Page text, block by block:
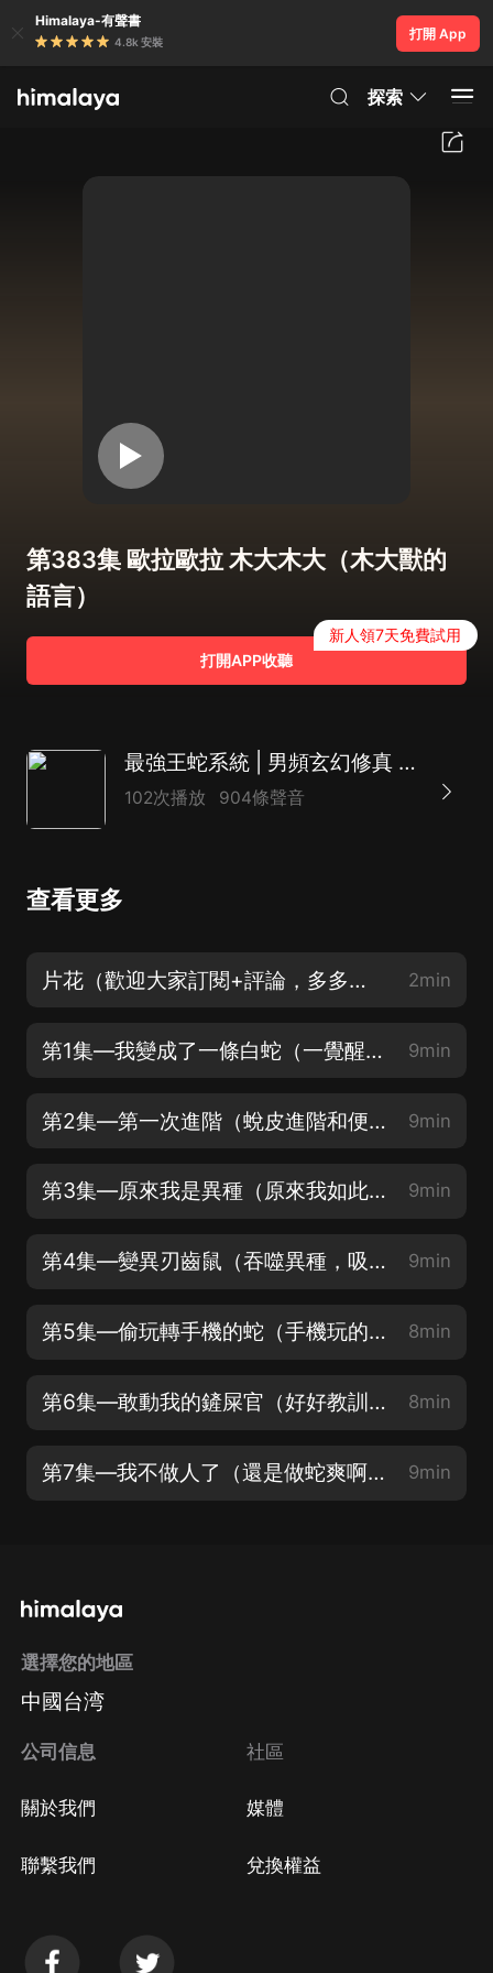
Himalaya-有聲書
4.8k 安裝
打開 App
探索
第383集 歐拉歐拉 木大木大（木大獸的
語言）
打開APP收聽
新人領7天免費試用
最強王蛇系統 | 男頻玄幻修真 | 無敵系統爽文 | 爆笑
102次播放 904條聲音
查看更多
片花（歡迎大家訂閱+評論，多多投送月票喲，每月月票榜前三名可以獲得喜馬月卡一張） 2min
第1集—我變成了一條白蛇（一覺醒來成了一條小白蛇） 9min
第2集—第一次進階（蛻皮進階和便秘差不多？） 9min
第3集—原來我是異種（原來我如此的與眾不同） 9min
第4集—變異刃齒鼠（吞噬異種，吸收技能） 9min
第5集—偷玩轉手機的蛇（手機玩的倍兒溜的小白蛇） 8min
第6集—敢動我的鏟屎官（好好教訓下你這個不要臉的） 8min
第7集—我不做人了（還是做蛇爽啊） 9min
選擇您的地區
中國台湾
公司信息
關於我們
聯繫我們
社區
媒體
兌換權益